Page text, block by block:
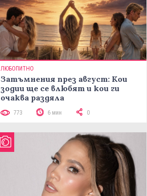
ЛЮБОПИТНО
Затъмнения през август: Кои
зодии ще се влюбят и кои ги
очаква раздяла
773 6 мин 0